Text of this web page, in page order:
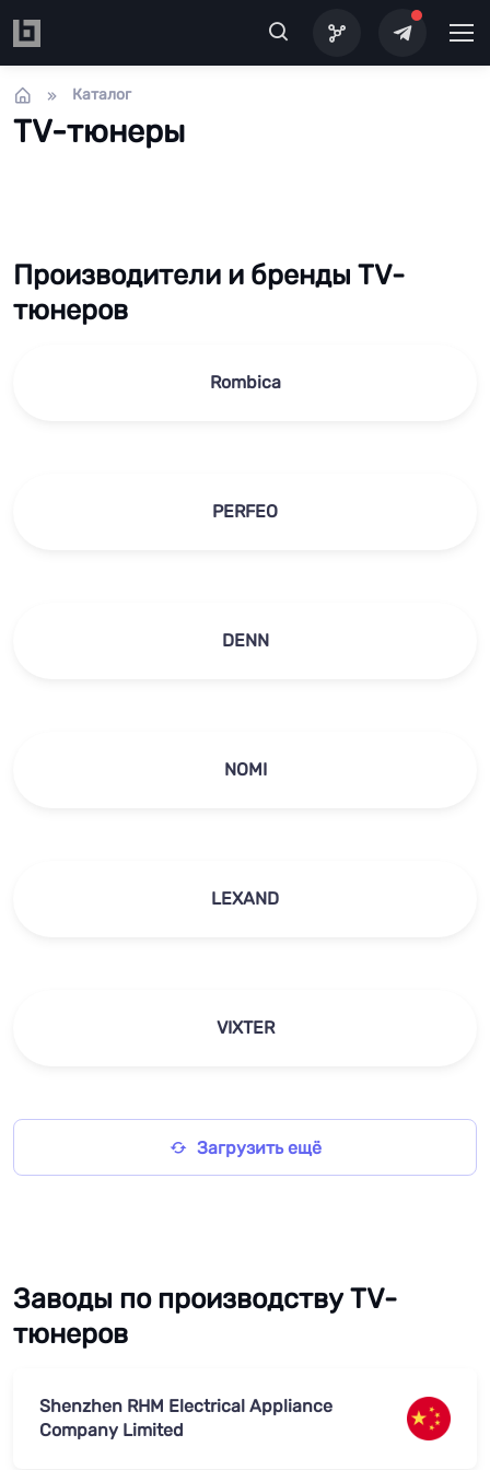
Каталог
TV-тюнеры
Производители и бренды TV-
тюнеров
Rombica
PERFEO
DENN
NOMI
LEXAND
VIXTER
Загрузить ещё
Заводы по производству TV-
тюнеров
Shenzhen RHM Electrical Appliance
Company Limited